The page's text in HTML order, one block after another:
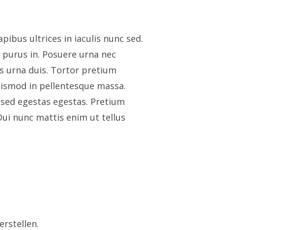
ultrices in iaculis nunc sed.
in. Posuere urna nec
urna duis. Tortor pretium
in pellentesque massa.
egestas egestas. Pretium
nunc mattis enim ut tellus